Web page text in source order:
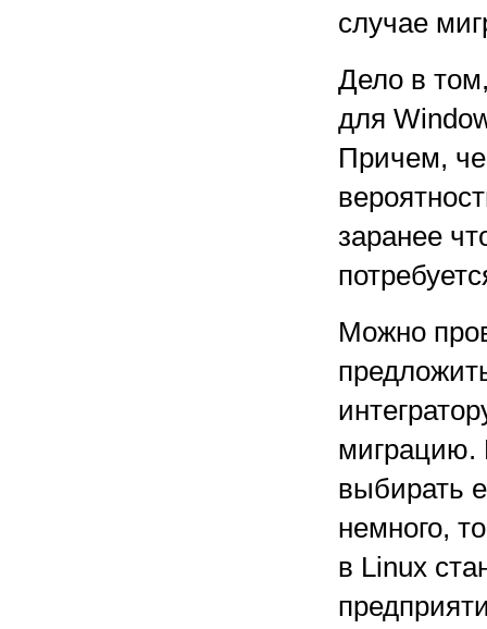
случае
Дело в
для
Причем,
заранее
Можно
миграцию.
выбирать
немного,
в Linux